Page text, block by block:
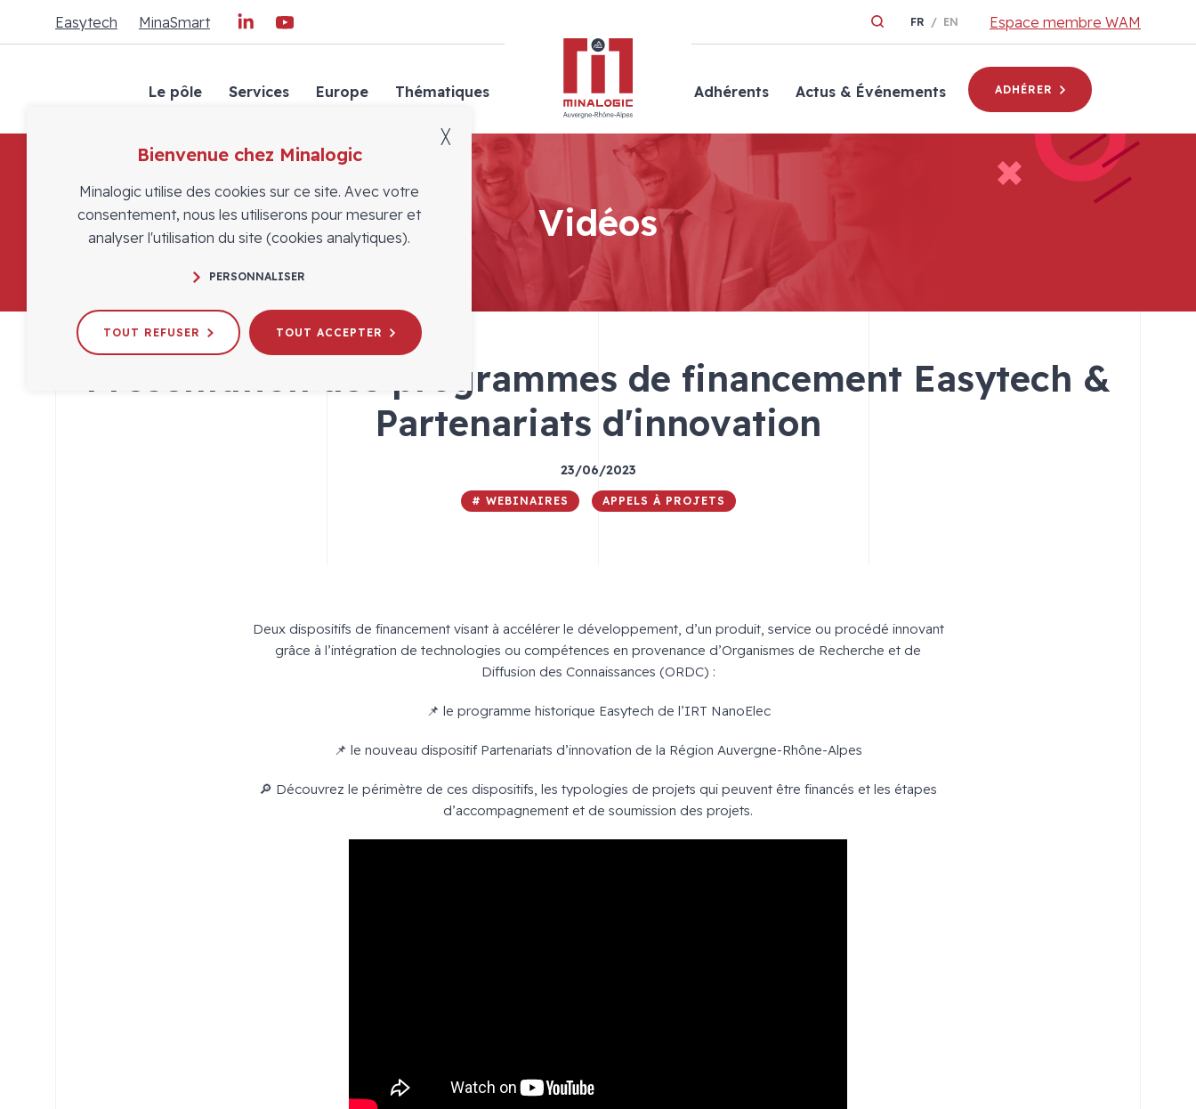
FR EN Espace membre WAM
Easytech MinaSmart
Le pôle Services Europe Thématiques Adhérents Actus & Événements ADHÉRER
Minalogic
Vidéos
Présentation des programmes de financement Easytech &
Partenariats d'innovation
23/06/2023
# WEBINAIRES APPELS À PROJETS
Deux dispositifs de financement visant à accélérer le développement, d’un produit, service ou procédé innovant
grâce à l’intégration de technologies ou compétences en provenance d’Organismes de Recherche et de
Diffusion des Connaissances (ORDC) :
📌 le programme historique Easytech de l’IRT NanoElec
📌 le nouveau dispositif Partenariats d’innovation de la Région Auvergne-Rhône-Alpes
🔎 Découvrez le périmètre de ces dispositifs, les typologies de projets qui peuvent être financés et les étapes
d’accompagnement et de soumission des projets.
Bienvenue chez Minalogic
Minalogic utilise des cookies sur ce site. Avec votre
consentement, nous les utiliserons pour mesurer et
analyser l'utilisation du site (cookies analytiques).
PERSONNALISER
TOUT REFUSER TOUT ACCEPTER
╳